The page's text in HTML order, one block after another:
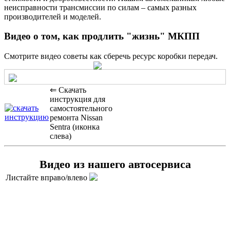
неисправности трансмиссии по силам – самых разных
производителей и моделей.
Видео о том, как продлить "жизнь" МКПП
Смотрите видео советы как сберечь ресурс коробки передач.
⇐ Скачать
инструкция для
самостоятельного
ремонта Nissan
Sentra (иконка
слева)
Видео из нашего автосервиса
Листайте вправо/влево